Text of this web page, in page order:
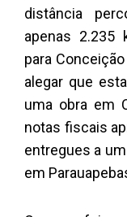
distância
apenas 2.235
para
alegar que
uma obra em
notas fiscais
entregues a
em